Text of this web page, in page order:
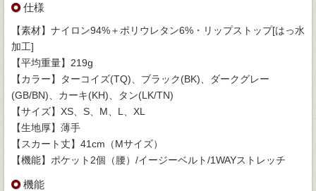
仕様
【素材】ナイロン94%＋ポリウレタン6%・リップストップ[はっ水
加工]
【平均重量】219g
【カラー】ターコイズ(TQ)、ブラック(BK)、ダークグレー
(GB/BN)、カーキ(KH)、タン(LK/TN)
【サイズ】XS、S、M、L、XL
【生地厚】薄手
【スカート丈】41cm（Mサイズ）
【機能】ポケット2個（腰）/イージーベルト/1WAYストレッチ
機能